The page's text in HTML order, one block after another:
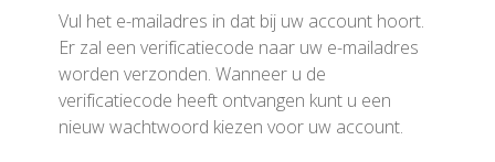
Vul het e-mailadres in dat bij uw account hoort.
Er zal een verificatiecode naar uw e-mailadres
worden verzonden. Wanneer u de
verificatiecode heeft ontvangen kunt u een
nieuw wachtwoord kiezen voor uw account.